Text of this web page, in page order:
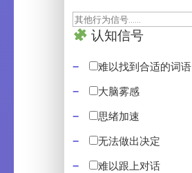
认知信号
难以找到合适的词语
大脑雾感
思绪加速
无法做出决定
难以跟上对话